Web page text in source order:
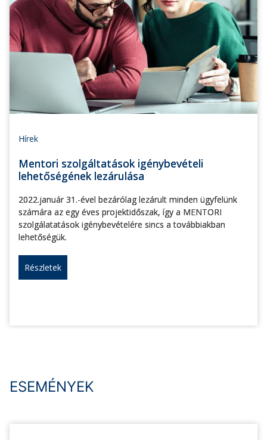
Hírek
Mentori szolgáltatások igénybevételi
lehetőségének lezárulása
2022.január 31.-ével bezárólag lezárult minden ügyfelünk
számára az egy éves projektidőszak, így a MENTORI
szolgálatatások igénybevételére sincs a továbbiakban
lehetőségük.
Részletek
ESEMÉNYEK